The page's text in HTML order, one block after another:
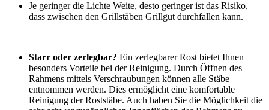
Je geringer die Lichte Weite, desto geringer ist das Risiko,
dass zwischen den Grillstäben Grillgut durchfallen kann.
Starr oder zerlegbar? Ein zerlegbarer Rost bietet Ihnen
besonders Vorteile bei der Reinigung. Durch Öffnen des
Rahmens mittels Verschraubungen können alle Stäbe
entnommen werden. Dies ermöglicht eine komfortable
Reinigung der Roststäbe. Auch haben Sie die Möglichkeit die